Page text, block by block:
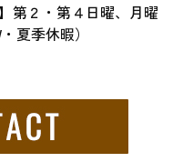
第２・第４日曜、月曜
夏季休暇）